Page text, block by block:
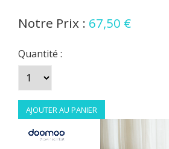
Notre Prix : 67,50 €
Quantité :